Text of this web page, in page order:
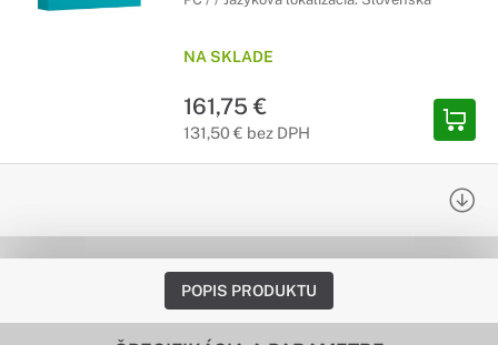
NA SKLADE
161,75 €
131,50 € bez DPH
POPIS PRODUKTU